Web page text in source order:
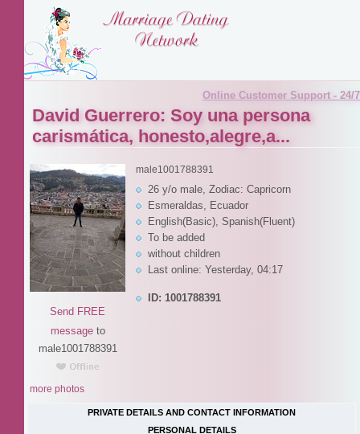
Online Customer Support - 24/7
David Guerrero: Soy una persona
carismática, honesto,alegre,a...
Send FREE
messageto
male1001788391
more photos
male1001788391
26 y/o male, Zodiac: Capricorn
Esmeraldas, Ecuador
English(Basic), Spanish(Fluent)
To be added
without children
Last online: Yesterday, 04:17
ID: 1001788391
PRIVATE DETAILS AND CONTACT INFORMATION
PERSONAL DETAILS